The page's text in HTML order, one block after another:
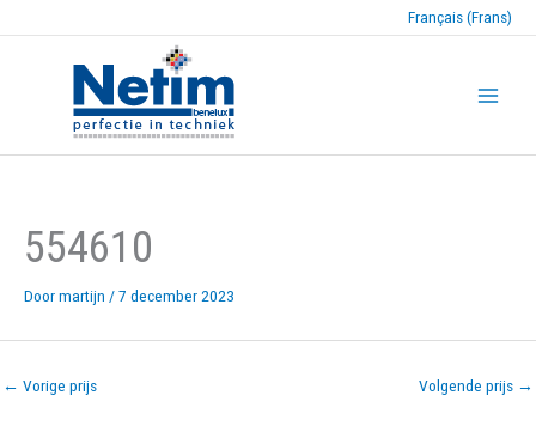
Français (Frans)
554610
Doormartijn /7 december 2023
← Vorige prijs Volgende prijs →